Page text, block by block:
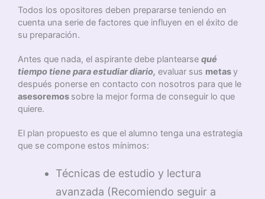
Todos los opositores deben prepararse teniendo en
cuenta una serie de factores que influyen en el éxito de
su preparación.
Antes que nada, el aspirante debe plantearse qué
tiempo tiene para estudiar diario, evaluar sus metasy
después ponerse en contacto con nosotros para que le
asesoremos sobre la mejor forma de conseguir lo que
quiere.
El plan propuesto es que el alumno tenga una estrategia
que se compone estos mínimos:
Técnicas de estudio y lectura
avanzada (Recomiendo seguir a